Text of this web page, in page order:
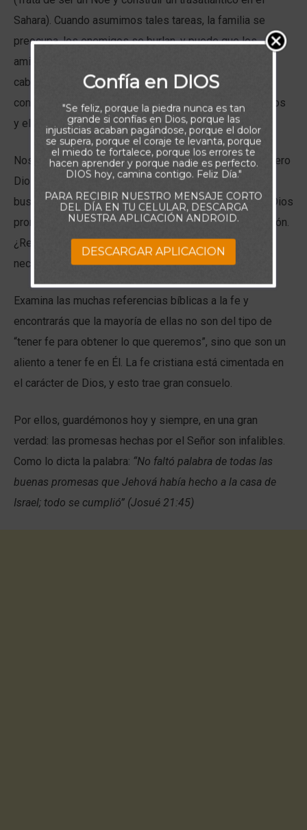
Sahara). Cuando asumimos tales tareas, la familia se
preocupa, los enemigos se burlan, y puede que los
amigos cercanos se pregunten si hemos perdido la
cabeza. Las empresas de fe desafían el pensamiento
convencional. Pero la diferencia entre el llamado de Dios
y el autoengaño es Su promesa.
Nosotros ponemos a prueba nuestra empresa de fe. Pero
Dios ya ha prometido proveer aquello que estamos
buscando. ¿Tienes necesidad de alimento y vestido? Dios
promete suplirlos (Mateo 6:25-34). Pide con expectación.
¿Requieres de guía y sabiduría? Dios te dará lo que
necesita (Proverbios 3:5-6; Santiago 1:5-7).
Examina las muchas referencias bíblicas a la fe y
encontrarás que la mayoría de ellas no son del tipo de
“tener fe para obtener lo que queremos”, sino que son un
aliento a tener fe en Él. La fe cristiana está cimentada en
el carácter de Dios, y esto trae gran consuelo.
Por ellos, guardémonos hoy y siempre, en una gran
verdad: las promesas hechas por el Señor son infalibles.
Como lo dicta la palabra: “No faltó palabra de todas las
buenas promesas que Jehová había hecho a la casa de
Israel; todo se cumplió” (Josué 21:45)
Confía en DIOS
"Se feliz, porque la piedra nunca es tan
grande si confías en Dios, porque las
injusticias acaban pagándose, porque el dolor
se supera, porque el coraje te levanta, porque
el miedo te fortalece, porque los errores te
hacen aprender y porque nadie es perfecto.
DIOS hoy, camina contigo. Feliz Día."
PARA RECIBIR NUESTRO MENSAJE CORTO
DEL DÍA EN TU CELULAR, DESCARGA
NUESTRA APLICACIÓN ANDROID.
DESCARGAR APLICACION